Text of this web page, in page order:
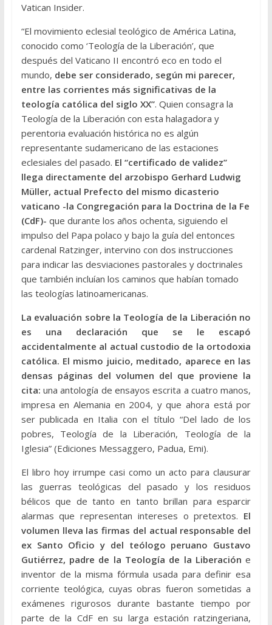
Vatican Insider.
“El movimiento eclesial teológico de América Latina,
conocido como ‘Teología de la Liberación’, que
después del Vaticano II encontró eco en todo el
mundo, debe ser considerado, según mi parecer,
entre las corrientes más significativas de la
teología católica del siglo XX”. Quien consagra la
Teología de la Liberación con esta halagadora y
perentoria evaluación histórica no es algún
representante sudamericano de las estaciones
eclesiales del pasado. El “certificado de validez”
llega directamente del arzobispo Gerhard Ludwig
Müller, actual Prefecto del mismo dicasterio
vaticano -la Congregación para la Doctrina de la Fe
(CdF)- que durante los años ochenta, siguiendo el
impulso del Papa polaco y bajo la guía del entonces
cardenal Ratzinger, intervino con dos instrucciones
para indicar las desviaciones pastorales y doctrinales
que también incluían los caminos que habían tomado
las teologías latinoamericanas.
La evaluación sobre la Teología de la Liberación no
es una declaración que se le escapó
accidentalmente al actual custodio de la ortodoxia
católica. El mismo juicio, meditado, aparece en las
densas páginas del volumen del que proviene la
cita: una antología de ensayos escrita a cuatro manos,
impresa en Alemania en 2004, y que ahora está por
ser publicada en Italia con el título “Del lado de los
pobres, Teología de la Liberación, Teología de la
Iglesia” (Ediciones Messaggero, Padua, Emi).
El libro hoy irrumpe casi como un acto para clausurar
las guerras teológicas del pasado y los residuos
bélicos que de tanto en tanto brillan para esparcir
alarmas que representan intereses o pretextos. El
volumen lleva las firmas del actual responsable del
ex Santo Oficio y del teólogo peruano Gustavo
Gutiérrez, padre de la Teología de la Liberación e
inventor de la misma fórmula usada para definir esa
corriente teológica, cuyas obras fueron sometidas a
exámenes rigurosos durante bastante tiempo por
parte de la CdF en su larga estación ratzingeriana,